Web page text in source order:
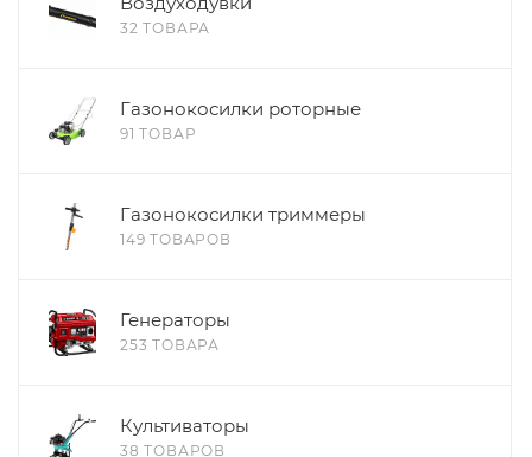
32 ТОВАРА
Газонокосилки роторные
91 ТОВАР
Газонокосилки триммеры
149 ТОВАРОВ
Генераторы
253 ТОВАРА
Культиваторы
38 ТОВАРОВ